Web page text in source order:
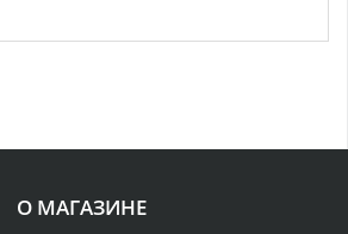
О МАГАЗИНЕ